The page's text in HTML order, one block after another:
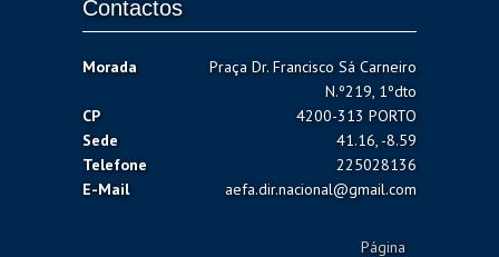
Contactos
Morada
Praça Dr. Francisco Sá Carneiro
N.º219, 1ºdto
CP
4200-313 PORTO
Sede
41.16, -8.59
Telefone
225028136
E-Mail
aefa.dir.nacional@gmail.com
Página